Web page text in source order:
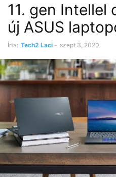
11. gen Intellel
új ASUS
Írta: Tech2 Laci - szept 3, 2020